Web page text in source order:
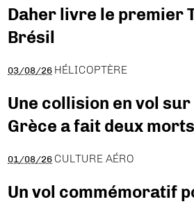
Daher livre le premier
Brésil
03/08/26 HÉLICOPTÈRE
Une collision en vol
Grèce a fait deux morts
01/08/26 CULTURE AÉRO
Un vol commémoratif